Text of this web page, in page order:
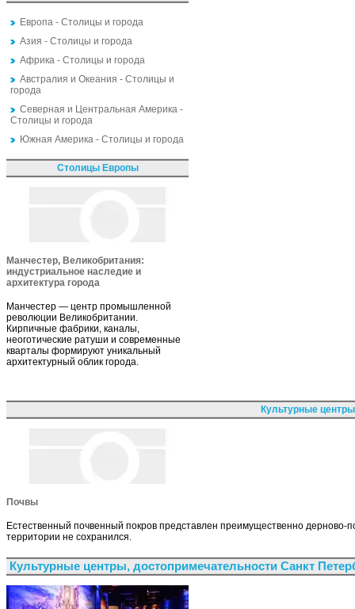
Европа - Столицы и города
Азия - Столицы и города
Африка - Столицы и города
Австралия и Океания - Столицы и
города
Северная и Центральная Америка -
Столицы и города
Южная Америка - Столицы и города
Столицы Европы
Манчестер, Великобритания:
индустриальное наследие и
архитектура города
Манчестер — центр промышленной
революции Великобритании.
Кирпичные фабрики, каналы,
неоготические ратуши и современные
кварталы формируют уникальный
архитектурный облик города.
Культурные
Почвы
Естественный почвенный покров представлен преимущественно
территории не сохранился.
Культурные центры, достопримечательности Санкт